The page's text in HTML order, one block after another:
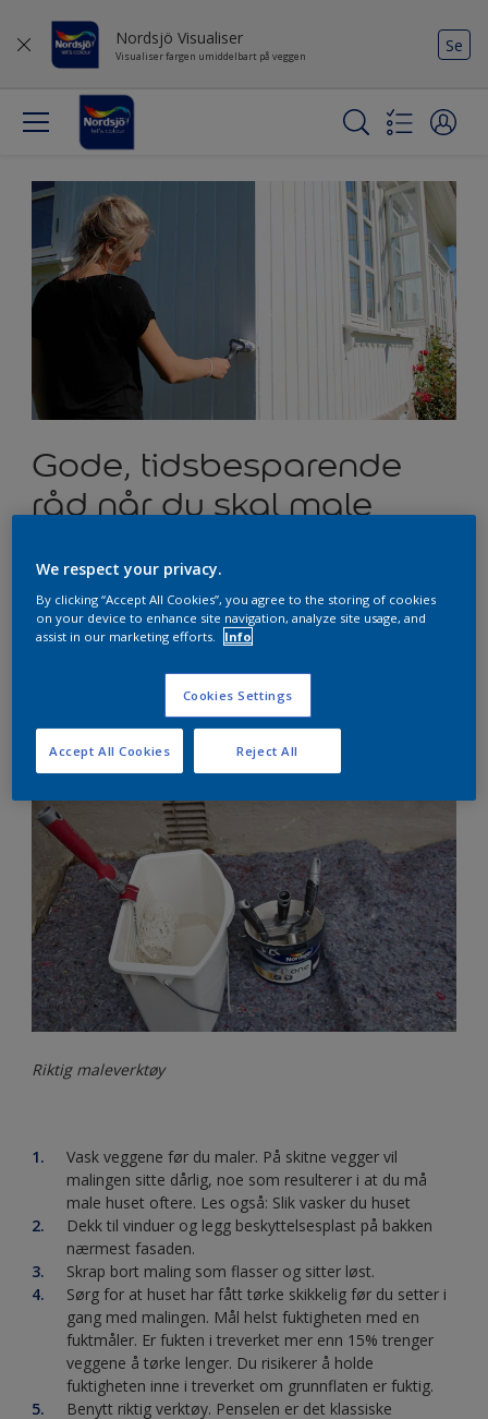
Nordsjö Visualiser
Visualiser fargen umiddelbart på veggen
Se
Gode, tidsbesparende
råd når du skal male
Vi gir deg våre beste tips for hvordan du skal male
huset effektivt og med best mulig resultat.
Riktig maleverktøy
Vask veggene før du maler. På skitne vegger vil
malingen sitte dårlig, noe som resulterer i at du må
male huset oftere. Les også: Slik vasker du huset
Dekk til vinduer og legg beskyttelsesplast på bakken
nærmest fasaden.
Skrap bort maling som flasser og sitter løst.
Sørg for at huset har fått tørke skikkelig før du setter i
gang med malingen. Mål helst fuktigheten med en
fuktmåler. Er fukten i treverket mer enn 15% trenger
veggene å tørke lenger. Du risikerer å holde
fuktigheten inne i treverket om grunnflaten er fuktig.
Benytt riktig verktøy. Penselen er det klassiske
We respect your privacy.
By clicking “Accept All Cookies”, you agree to the storing of cookies
on your device to enhance site navigation, analyze site usage, and
assist in our marketing efforts.
Info
Cookies Settings
Reject All
Accept All Cookies